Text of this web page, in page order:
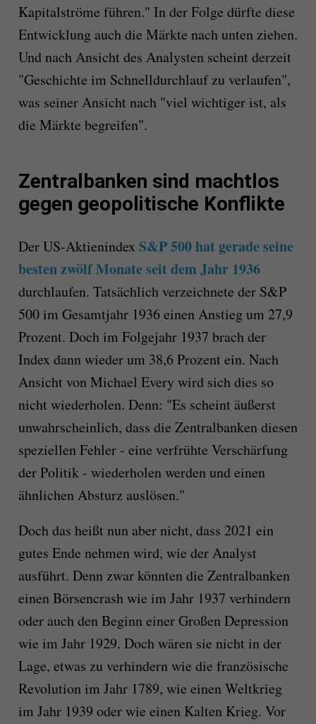
Kapitalströme führen." In der Folge dürfte diese
Entwicklung auch die Märkte nach unten ziehen.
Und nach Ansicht des Analysten scheint derzeit
"Geschichte im Schnelldurchlauf zu verlaufen",
was seiner Ansicht nach "viel wichtiger ist, als
die Märkte begreifen".
Zentralbanken sind machtlos
gegen geopolitische Konflikte
Der US-Aktienindex S&P 500 hat gerade seine
besten zwölf Monate seit dem Jahr 1936
durchlaufen. Tatsächlich verzeichnete der S&P
500 im Gesamtjahr 1936 einen Anstieg um 27,9
Prozent. Doch im Folgejahr 1937 brach der
Index dann wieder um 38,6 Prozent ein. Nach
Ansicht von Michael Every wird sich dies so
nicht wiederholen. Denn: "Es scheint äußerst
unwahrscheinlich, dass die Zentralbanken diesen
speziellen Fehler - eine verfrühte Verschärfung
der Politik - wiederholen werden und einen
ähnlichen Absturz auslösen."
Doch das heißt nun aber nicht, dass 2021 ein
gutes Ende nehmen wird, wie der Analyst
ausführt. Denn zwar könnten die Zentralbanken
einen Börsencrash wie im Jahr 1937 verhindern
oder auch den Beginn einer Großen Depression
wie im Jahr 1929. Doch wären sie nicht in der
Lage, etwas zu verhindern wie die französische
Revolution im Jahr 1789, wie einen Weltkrieg
im Jahr 1939 oder wie einen Kalten Krieg. Vor